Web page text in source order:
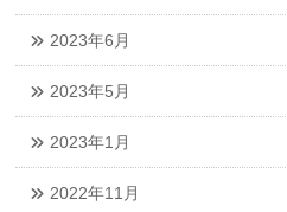
2023年6月
2023年5月
2023年1月
2022年11月